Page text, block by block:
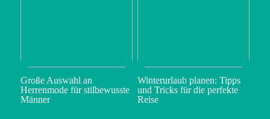
Große Auswahl an
Herrenmode für stilbewusste
Männer
Winterurlaub planen: Tipps
und Tricks für die perfekte
Reise